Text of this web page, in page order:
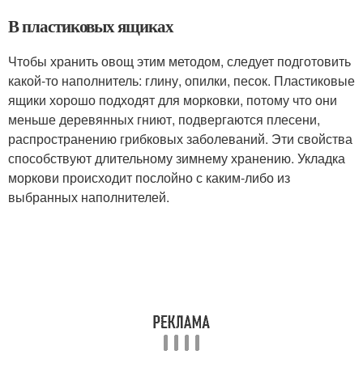
В пластиковых ящиках
Чтобы хранить овощ этим методом, следует подготовить
какой-то наполнитель: глину, опилки, песок. Пластиковые
ящики хорошо подходят для морковки, потому что они
меньше деревянных гниют, подвергаются плесени,
распространению грибковых заболеваний. Эти свойства
способствуют длительному зимнему хранению. Укладка
моркови происходит послойно с каким-либо из
выбранных наполнителей.